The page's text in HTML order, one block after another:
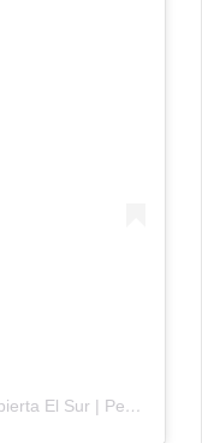
Una publicación compartida por Despierta El Sur | Periódico Digital (@despiertaelsurr)